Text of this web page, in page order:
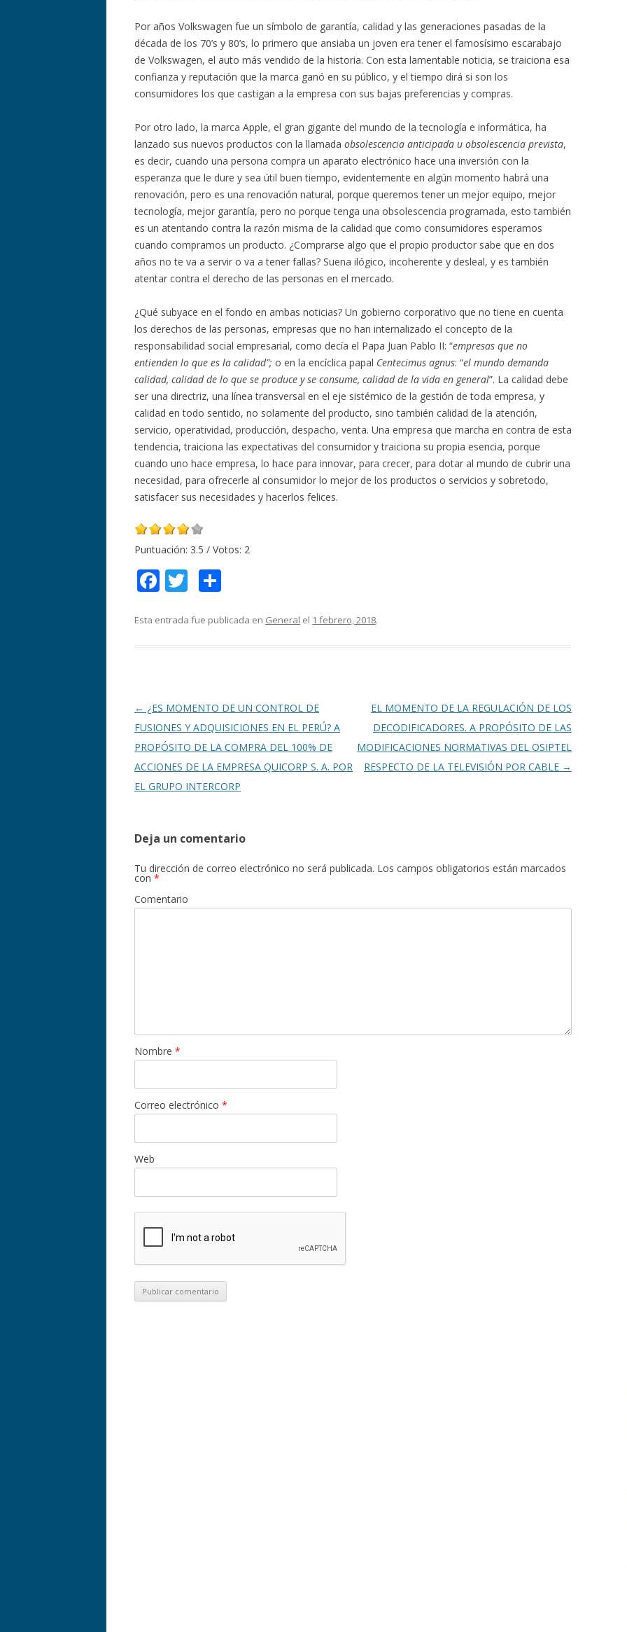
Por años Volkswagen fue un símbolo de garantía, calidad y las generaciones pasadas de la
década de los 70’s y 80’s, lo primero que ansiaba un joven era tener el famosísimo escarabajo
de Volkswagen, el auto más vendido de la historia. Con esta lamentable noticia, se traiciona esa
confianza y reputación que la marca ganó en su público, y el tiempo dirá si son los
consumidores los que castigan a la empresa con sus bajas preferencias y compras.
Por otro lado, la marca Apple, el gran gigante del mundo de la tecnología e informática, ha
lanzado sus nuevos productos con la llamada obsolescencia anticipada u obsolescencia prevista,
es decir, cuando una persona compra un aparato electrónico hace una inversión con la
esperanza que le dure y sea útil buen tiempo, evidentemente en algún momento habrá una
renovación, pero es una renovación natural, porque queremos tener un mejor equipo, mejor
tecnología, mejor garantía, pero no porque tenga una obsolescencia programada, esto también
es un atentando contra la razón misma de la calidad que como consumidores esperamos
cuando compramos un producto. ¿Comprarse algo que el propio productor sabe que en dos
años no te va a servir o va a tener fallas? Suena ilógico, incoherente y desleal, y es también
atentar contra el derecho de las personas en el mercado.
¿Qué subyace en el fondo en ambas noticias? Un gobierno corporativo que no tiene en cuenta
los derechos de las personas, empresas que no han internalizado el concepto de la
responsabilidad social empresarial, como decía el Papa Juan Pablo II: “empresas que no
entienden lo que es la calidad”; o en la encíclica papal Centecimus agnus: “el mundo demanda
calidad, calidad de lo que se produce y se consume, calidad de la vida en general”. La calidad debe
ser una directriz, una línea transversal en el eje sistémico de la gestión de toda empresa, y
calidad en todo sentido, no solamente del producto, sino también calidad de la atención,
servicio, operatividad, producción, despacho, venta. Una empresa que marcha en contra de esta
tendencia, traiciona las expectativas del consumidor y traiciona su propia esencia, porque
cuando uno hace empresa, lo hace para innovar, para crecer, para dotar al mundo de cubrir una
necesidad, para ofrecerle al consumidor lo mejor de los productos o servicios y sobretodo,
satisfacer sus necesidades y hacerlos felices.
Puntuación: 3.5 / Votos: 2
F
e
k
T
itt m
r
Esta entrada fue publicada en General el 1 febrero, 2018.
Navegación
de
entradas
← ¿ES MOMENTO DE UN CONTROL DE
FUSIONES Y ADQUISICIONES EN EL PERÚ? A
PROPÓSITO DE LA COMPRA DEL 100% DE
ACCIONES DE LA EMPRESA QUICORP S. A. POR
EL GRUPO INTERCORP
EL MOMENTO DE LA REGULACIÓN DE LOS
DECODIFICADORES. A PROPÓSITO DE LAS
MODIFICACIONES NORMATIVAS DEL OSIPTEL
RESPECTO DE LA TELEVISIÓN POR CABLE →
Deja un comentario
Tu dirección de correo electrónico no será publicada. Los campos obligatorios están marcados
con *
Comentario
Nombre *
Correo electrónico *
Web